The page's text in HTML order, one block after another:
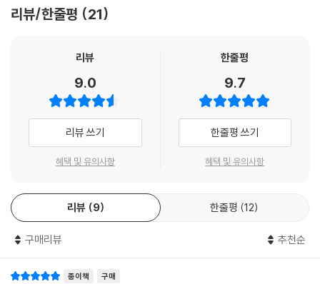
않았거나, 스스로를 속여온 사람일 것이다. 지능형 인조인간이 아닌 한 외
해 가장 억지스런 행위가 아닐 수 없다.
영어공부의 현실적인 실천방법
자, 그럼 순리대로 푸는 법은 무엇일지 고민하지 않을 수 없다. 말은 그 나
라에서 배워야 한다는 지론대로 현지로 날아가 배우는 것은 논외로 하자.
보다 이상적인 영어사용 환경에 자신을 노출할 수 있는 상황도 제외하자.
이 땅에서 학교나 학원, 그리고 교재 외에는 기댈 곳이 없는 대부분 토종 한
국인들이 외우지 않고 순리대로 배우는 방법은 뭘까? 역지사지 해보면 답
은 간단하다. 한국어로 의사소통이 가능할 정도로 한국어를 잘 하고 싶다
권하겠는가? 한국어능력시험을 보라고 하겠는가? 아니면 한국어 어휘집
리뷰/한줄평 21
리뷰
9.0
리뷰 쓰기
혜택 및 유의사항
한줄평
9.7
한줄평 쓰기
혜택 및 유의사항
리뷰 9 한줄평 12
구매리뷰 추천순
종이책 구매